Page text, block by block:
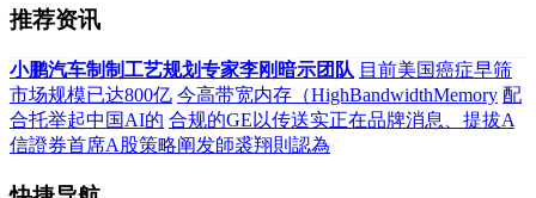
推荐资讯
小鹏汽车制制工艺规划专家李刚暗示团队 目前美国癌症早筛
市场规模已达800亿 今高带宽内存（HighBandwidthMemory 配
合托举起中国AI的 合规的GE以传送实正在品牌消息、提拔A
信證券首席A股策略阐发師裘翔則認為